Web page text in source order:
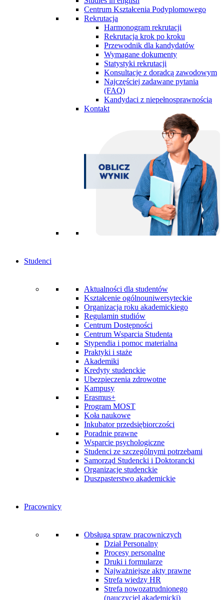
Centrum Kształcenia Podyplomowego
Rekrutacja
Harmonogram rekrutacji
Rekrutacja krok po kroku
Przewodnik dla kandydatów
Wymagane dokumenty
Statystyki rekrutacji
Konsultacje z doradcą zawodowym
Najczęściej zadawane pytania
(FAQ)
Kandydaci z niepełnosprawnością
Kontakt
Studenci
Aktualności dla studentów
Kształcenie ogólnouniwersyteckie
Organizacja roku akademickiego
Regulamin studiów
Centrum Dostępności
Centrum Wsparcia Studenta
Stypendia i pomoc materialna
Praktyki i staże
Akademiki
Kredyty studenckie
Ubezpieczenia zdrowotne
Kampusy
Erasmus+
Program MOST
Koła naukowe
Inkubator przedsiębiorczości
Poradnie prawne
Wsparcie psychologiczne
Studenci ze szczególnymi potrzebami
Samorząd Studencki i Doktorancki
Organizacje studenckie
Duszpasterstwo akademickie
Pracownicy
Obsługa spraw pracowniczych
Dział Personalny
Procesy personalne
Druki i formularze
Najważniejsze akty prawne
Strefa wiedzy HR
Strefa nowozatrudnionego
(nauczyciel akademicki)